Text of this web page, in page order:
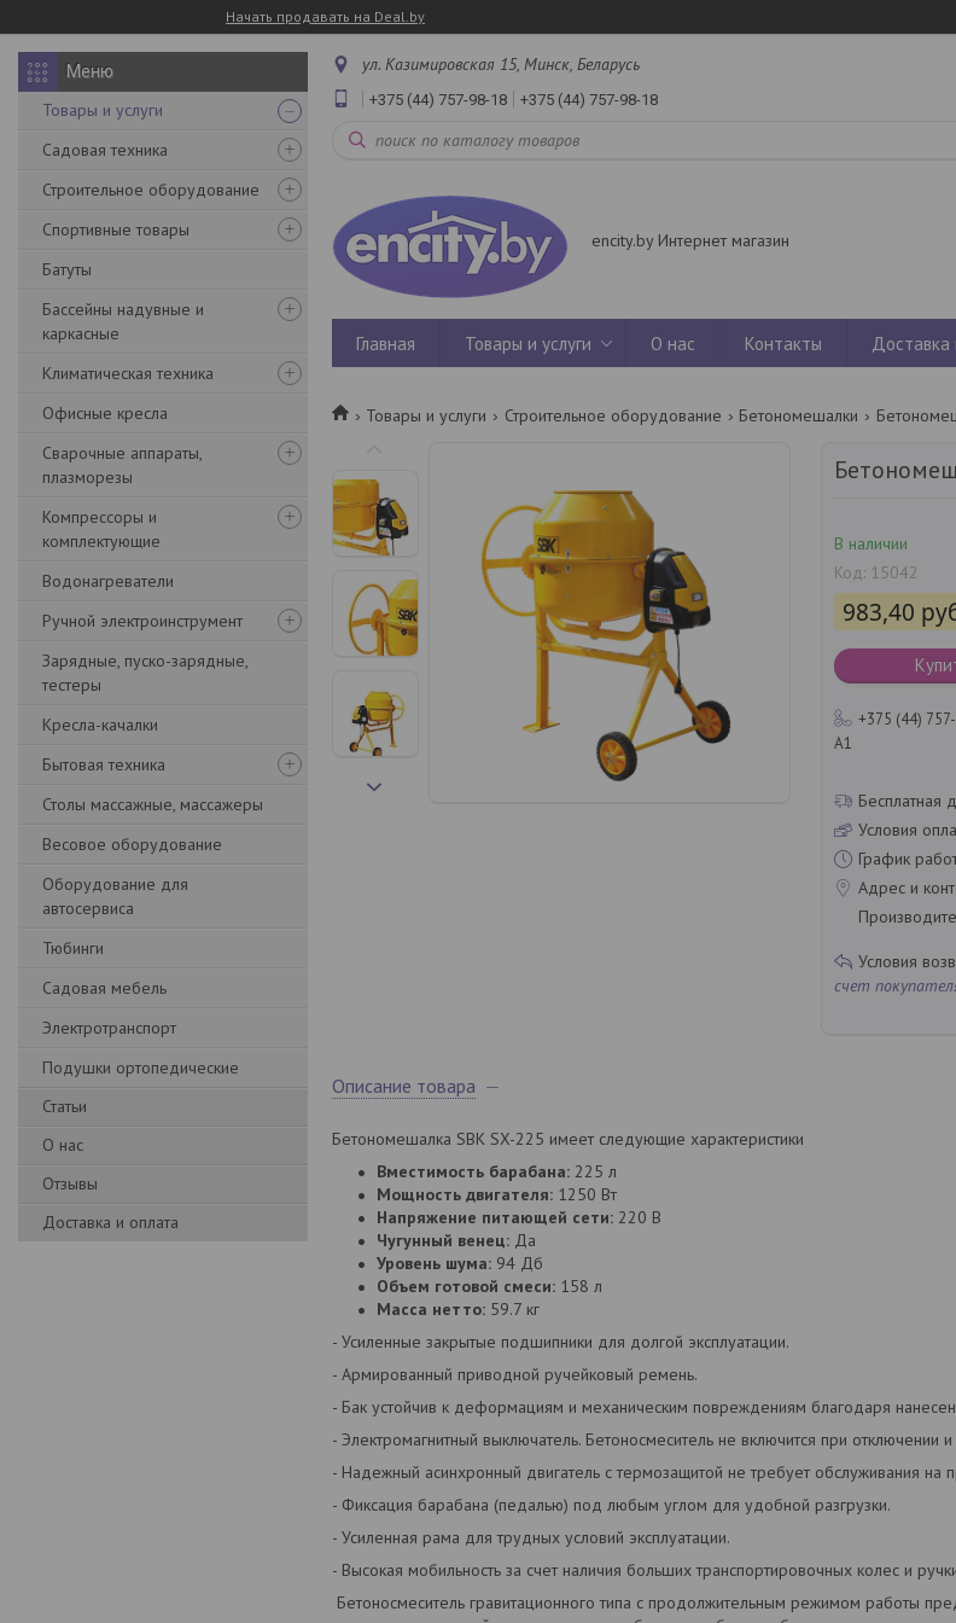
Начать продавать на Deal.by
Товары и услуги
Садовая техника
Строительное оборудование
Спортивные товары
Батуты
Бассейны надувные и
каркасные
Климатическая техника
Офисные кресла
Сварочные аппараты,
плазморезы
Компрессоры и
комплектующие
Водонагреватели
Ручной электроинструмент
Зарядные, пуско-зарядные,
тестеры
Кресла-качалки
Бытовая техника
Столы массажные, массажеры
Весовое оборудование
Оборудование для
автосервиса
Тюбинги
Садовая мебель
Электротранспорт
Подушки ортопедические
Статьи
О нас
Отзывы
Доставка и оплата
ул. Казимировская 15, Минск, Беларусь
+375 (44) 757-98-18 +375 (44) 757-98-18
encity.by Интернет магазин
Главная Товары и услуги О нас Контакты Доставка
Товары и услуги Строительное оборудование Бетономешалки
В наличии
Код: 15042
983,40
+375 (44)
A1
Бесплатная
Условия
График
Адрес и
счет
Описание товара
Бетономешалка SBK SX-225 имеет следующие характеристики
Вместимость барабана: 225 л
Мощность двигателя: 1250 Вт
Напряжение питающей сети: 220 В
Чугунный венец: Да
Уровень шума: 94 Дб
Объем готовой смеси: 158 л
Масса нетто: 59.7 кг
- Усиленные закрытые подшипники для долгой эксплуатации.
- Армированный приводной ручейковый ремень.
- Бак устойчив к деформациям и механическим повреждениям благодаря
- Электромагнитный выключатель. Бетоносмеситель не включится при отключении и
- Надежный асинхронный двигатель с термозащитой не требует обслуживания на
- Фиксация барабана (педалью) под любым углом для удобной разгрузки.
- Усиленная рама для трудных условий эксплуатации.
- Высокая мобильность за счет наличия больших транспортировочных колес и
Бетоносмеситель гравитационного типа с продолжительным режимом работы